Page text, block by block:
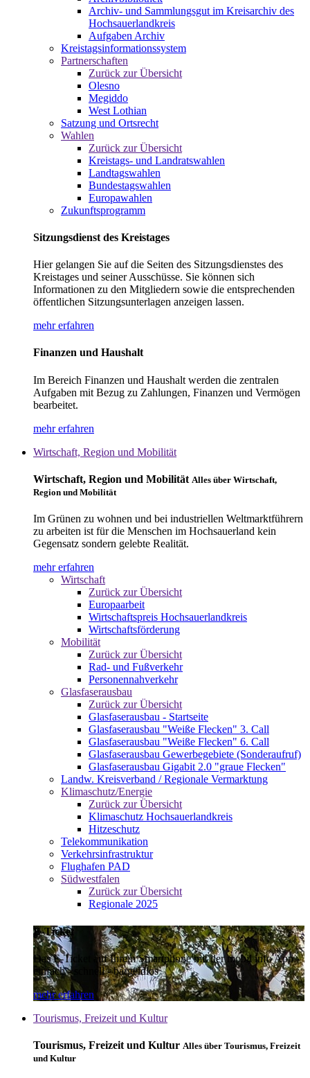
Archiv- und Sammlungsgut im Kreisarchiv des
Hochsauerlandkreis
Aufgaben Archiv
Kreistagsinformationssystem
Partnerschaften
Zurück zur Übersicht
Olesno
Megiddo
West Lothian
Satzung und Ortsrecht
Wahlen
Zurück zur Übersicht
Kreistags- und Landratswahlen
Landtagswahlen
Bundestagswahlen
Europawahlen
Zukunftsprogramm
Sitzungsdienst des Kreistages
Hier gelangen Sie auf die Seiten des Sitzungsdienstes des
Kreistages und seiner Ausschüsse. Sie können sich
Informationen zu den Mitgliedern sowie die entsprechenden
öffentlichen Sitzungsunterlagen anzeigen lassen.
mehr erfahren
Finanzen und Haushalt
Im Bereich Finanzen und Haushalt werden die zentralen
Aufgaben mit Bezug zu Zahlungen, Finanzen und Vermögen
bearbeitet.
mehr erfahren
Wirtschaft, Region und Mobilität
Wirtschaft, Region und Mobilität Alles über Wirtschaft,
Region und Mobilität
Im Grünen zu wohnen und bei industriellen Weltmarktführern
zu arbeiten ist für die Menschen im Hochsauerland kein
Gegensatz sondern gelebte Realität.
mehr erfahren
Wirtschaft
Zurück zur Übersicht
Europaarbeit
Wirtschaftspreis Hochsauerlandkreis
Wirtschaftsförderung
Mobilität
Zurück zur Übersicht
Rad- und Fußverkehr
Personennahverkehr
Glasfaserausbau
Zurück zur Übersicht
Glasfaserausbau - Startseite
Glasfaserausbau "Weiße Flecken" 3. Call
Glasfaserausbau "Weiße Flecken" 6. Call
Glasfaserausbau Gewerbegebiete (Sonderaufruf)
Glasfaserausbau Gigabit 2.0 "graue Flecken"
Landw. Kreisverband / Regionale Vermarktung
Klimaschutz/Energie
Zurück zur Übersicht
Klimaschutz Hochsauerlandkreis
Hitzeschutz
Telekommunikation
Verkehrsinfrastruktur
Flughafen PAD
Südwestfalen
Zurück zur Übersicht
Regionale 2025
E-Ticket
Das E-Ticket auf Ihrem Smartphone mit der mobil info App -
einfach - schnell - bargeldlos
mehr erfahren
Tourismus, Freizeit und Kultur
Tourismus, Freizeit und Kultur Alles über Tourismus, Freizeit
und Kultur